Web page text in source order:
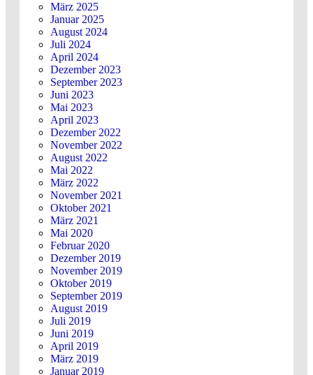
März 2025
Januar 2025
August 2024
Juli 2024
April 2024
Dezember 2023
September 2023
Juni 2023
Mai 2023
April 2023
Dezember 2022
November 2022
August 2022
Mai 2022
März 2022
November 2021
Oktober 2021
März 2021
Mai 2020
Februar 2020
Dezember 2019
November 2019
Oktober 2019
September 2019
August 2019
Juli 2019
Juni 2019
April 2019
März 2019
Januar 2019